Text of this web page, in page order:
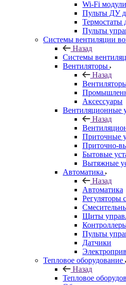
Wi-Fi
Пульты ДУ
Термостаты
Пульты
Системы вентиляции
Назад
Системы
Вентиляторы
Назад
Аксессуары
Вентиляционные
Назад
Приточные
Приточно-
Бытовые
Вытяжные
Автоматика
Назад
Автоматика
Регуляторы
Щиты
Пульты
Датчики
Тепловое оборудование
Назад
Тепловое